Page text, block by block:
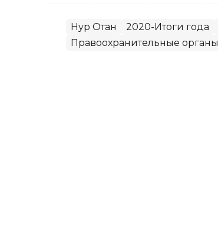
Нур Отан 2020-Итоги года
Правоохранительные органы